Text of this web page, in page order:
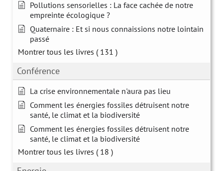
Pollutions sensorielles : La face cachée de notre
empreinte écologique ?
Quaternaire : Et si nous connaissions notre lointain
passé
Montrer tous les livres ( 131 )
Conférence
La crise environnementale n'aura pas lieu
Comment les énergies fossiles détruisent notre
santé, le climat et la biodiversité
Comment les énergies fossiles détruisent notre
santé, le climat et la biodiversité
Montrer tous les livres ( 18 )